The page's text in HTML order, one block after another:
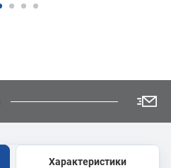
Характеристики